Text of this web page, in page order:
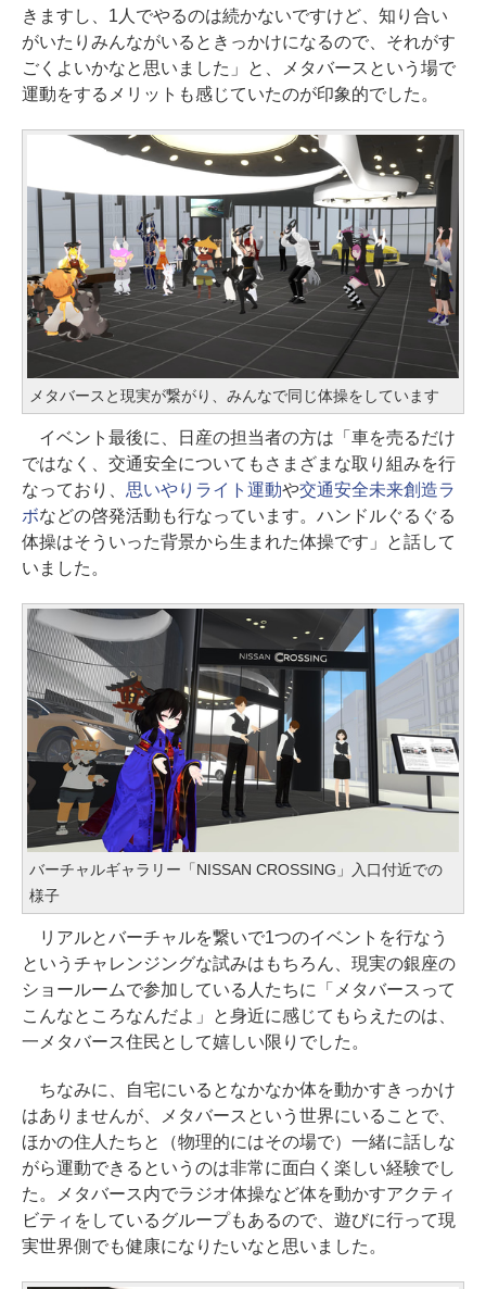
きますし、1人でやるのは続かないですけど、知り合い
がいたりみんながいるときっかけになるので、それがす
ごくよいかなと思いました」と、メタバースという場で
運動をするメリットも感じていたのが印象的でした。
メタバースと現実が繋がり、みんなで同じ体操をしています
イベント最後に、日産の担当者の方は「車を売るだけ
ではなく、交通安全についてもさまざまな取り組みを行
なっており、 思いやりライト運動や交通安全未来創造ラ
ボなどの啓発活動も行なっています。ハンドルぐるぐる
体操はそういった背景から生まれた体操です」と話して
いました。
バーチャルギャラリー「NISSAN CROSSING」入口付近での
様子
リアルとバーチャルを繋いで1つのイベントを行なう
というチャレンジングな試みはもちろん、現実の銀座の
ショールームで参加している人たちに「メタバースって
こんなところなんだよ」と身近に感じてもらえたのは、
一メタバース住民として嬉しい限りでした。
ちなみに、自宅にいるとなかなか体を動かすきっかけ
はありませんが、メタバースという世界にいることで、
ほかの住人たちと（物理的にはその場で）一緒に話しな
がら運動できるというのは非常に面白く楽しい経験でし
た。メタバース内でラジオ体操など体を動かすアクティ
ビティをしているグループもあるので、遊びに行って現
実世界側でも健康になりたいなと思いました。